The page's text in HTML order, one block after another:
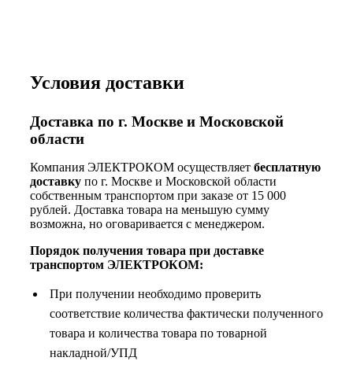
Условия доставки
Доставка по г. Москве и Московской
области
Компания ЭЛЕКТРОКОМ осуществляет бесплатную
доставку по г. Москве и Московской области
собственным транспортом при заказе от 15 000
рублей. Доставка товара на меньшую сумму
возможна, но оговаривается с менеджером.
Порядок получения товара при доставке
транспортом ЭЛЕКТРОКОМ:
При получении необходимо проверить
соответствие количества фактически полученного
товара и количества товара по товарной
накладной/УПД